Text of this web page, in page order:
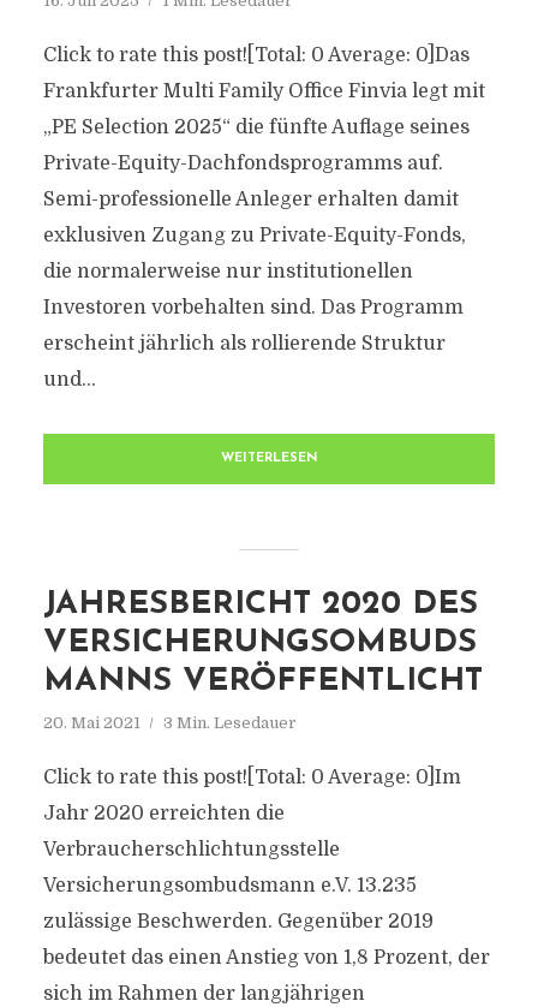
Click to rate this post![Total: 0 Average: 0]Das
Frankfurter Multi Family Office Finvia legt mit
„PE Selection 2025“ die fünfte Auflage seines
Private-Equity-Dachfondsprogramms auf.
Semi-professionelle Anleger erhalten damit
exklusiven Zugang zu Private-Equity-Fonds,
die normalerweise nur institutionellen
Investoren vorbehalten sind. Das Programm
erscheint jährlich als rollierende Struktur
und...
WEITERLESEN
JAHRESBERICHT 2020 DES
VERSICHERUNGSOMBUDS
MANNS VERÖFFENTLICHT
20. Mai 2021 3 Min. Lesedauer
Click to rate this post![Total: 0 Average: 0]Im
Jahr 2020 erreichten die
Verbraucherschlichtungsstelle
Versicherungsombudsmann e.V. 13.235
zulässige Beschwerden. Gegenüber 2019
bedeutet das einen Anstieg von 1,8 Prozent, der
sich im Rahmen der langjährigen